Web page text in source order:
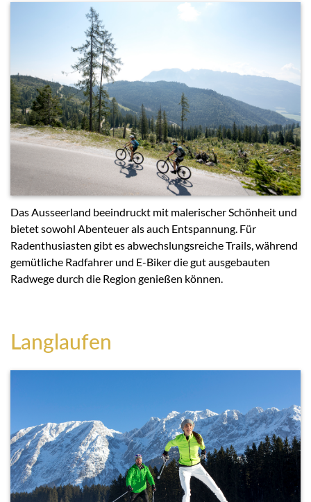
Das Ausseerland beeindruckt mit malerischer Schönheit und
bietet sowohl Abenteuer als auch Entspannung. Für
Radenthusiasten gibt es abwechslungsreiche Trails, während
gemütliche Radfahrer und E-Biker die gut ausgebauten
Radwege durch die Region genießen können.
Langlaufen